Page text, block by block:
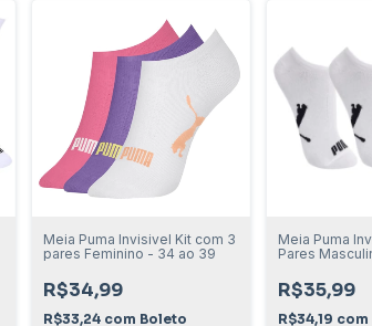
Meia Puma Invisivel Kit com 3
pares Feminino - 34 ao 39
R$34,99
R$33,24 com Boleto
Meia Puma
Pares
R$35,99
R$34,19 com